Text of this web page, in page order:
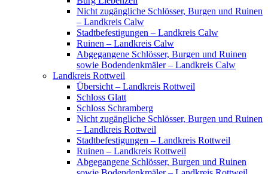
Nicht zugängliche Schlösser, Burgen und Ruinen
– Landkreis Calw
Stadtbefestigungen – Landkreis Calw
Ruinen – Landkreis Calw
Abgegangene Schlösser, Burgen und Ruinen
sowie Bodendenkmäler – Landkreis Calw
Landkreis Rottweil
Übersicht – Landkreis Rottweil
Schloss Glatt
Schloss Schramberg
Nicht zugängliche Schlösser, Burgen und Ruinen
– Landkreis Rottweil
Stadtbefestigungen – Landkreis Rottweil
Ruinen – Landkreis Rottweil
Abgegangene Schlösser, Burgen und Ruinen